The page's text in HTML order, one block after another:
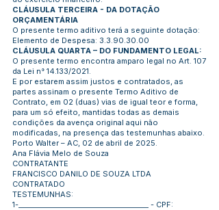
CLÁUSULA TERCEIRA - DA DOTAÇÃO
ORÇAMENTÁRIA
O presente termo aditivo terá a seguinte dotação:
Elemento de Despesa: 3.3.90.30.00
CLÁUSULA QUARTA – DO FUNDAMENTO LEGAL:
O presente termo encontra amparo legal no Art. 107
da Lei n° 14.133/2021.
E por estarem assim justos e contratados, as
partes assinam o presente Termo Aditivo de
Contrato, em 02 (duas) vias de igual teor e forma,
para um só efeito, mantidas todas as demais
condições da avença original aqui não
modificadas, na presença das testemunhas abaixo.
Porto Walter – AC, 02 de abril de 2025.
Ana Flávia Melo de Souza
CONTRATANTE
FRANCISCO DANILO DE SOUZA LTDA
CONTRATADO
TESTEMUNHAS:
1-______________________________________ - CPF: